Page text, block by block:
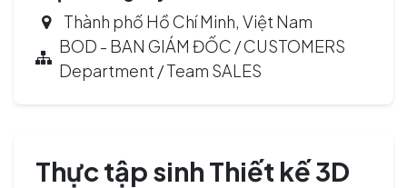
Thành phố Hồ Chí Minh,Việt Nam
BOD - BAN GIÁM ĐỐC / CUSTOMERS
Department / Team SALES
Thực tập sinh Thiết kế 3D